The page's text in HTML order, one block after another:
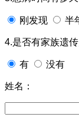
刚发现 半
4.是否有家族遗传
有 没有
姓名：